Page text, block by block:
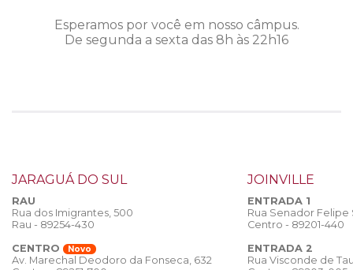
Esperamos por você em nosso câmpus.
De segunda a sexta das 8h às 22h16
JARAGUÁ DO SUL
RAU
Rua dos Imigrantes, 500
Rau - 89254-430
CENTRO
Novo
Av. Marechal Deodoro da Fonseca, 632
JOINVILLE
ENTRADA 1
Rua Senador
Centro - 89201-440
ENTRADA 2
Rua Visconde de